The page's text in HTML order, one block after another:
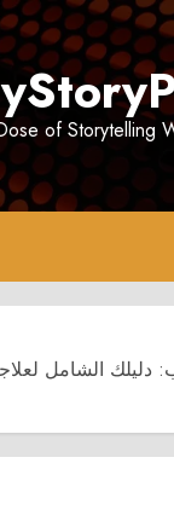
of Storytelling
دليلك الشامل